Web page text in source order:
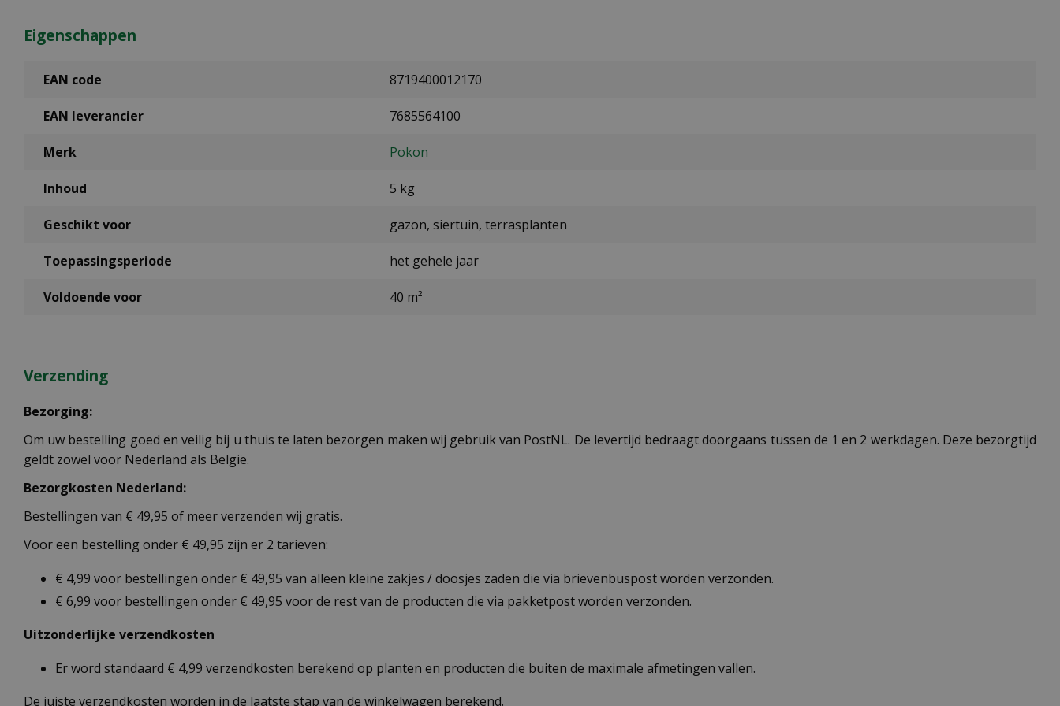
Eigenschappen
EAN code 8719400012170
EAN leverancier 7685564100
Merk Pokon
Inhoud 5 kg
Geschikt voor gazon, siertuin, terrasplanten
Toepassingsperiode het gehele jaar
Voldoende voor 40 m²
Verzending
Bezorging:
Om uw bestelling goed en veilig bij u thuis te laten bezorgen maken wij gebruik van PostNL. De levertijd bedraagt doorgaans tussen de 1 en 2 werkdagen. Deze bezorgtijd
geldt zowel voor Nederland als België.
Bezorgkosten Nederland:
Bestellingen van € 49,95 of meer verzenden wij gratis.
Voor een bestelling onder € 49,95 zijn er 2 tarieven:
€ 4,99 voor bestellingen onder € 49,95 van alleen kleine zakjes / doosjes zaden die via brievenbuspost worden verzonden.
€ 6,99 voor bestellingen onder € 49,95 voor de rest van de producten die via pakketpost worden verzonden.
Uitzonderlijke verzendkosten
Er word standaard € 4,99 verzendkosten berekend op planten en producten die buiten de maximale afmetingen vallen.
De juiste verzendkosten worden in de laatste stap van de winkelwagen berekend.